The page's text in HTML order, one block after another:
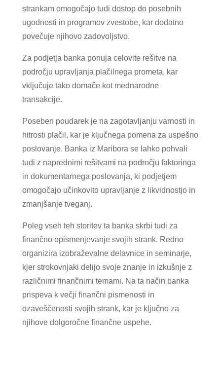
strankam omogočajo tudi dostop do posebnih
ugodnosti in programov zvestobe, kar dodatno
povečuje njihovo zadovoljstvo.
Za podjetja banka ponuja celovite rešitve na
področju upravljanja plačilnega prometa, kar
vključuje tako domače kot mednarodne
transakcije.
Poseben poudarek je na zagotavljanju varnosti in
hitrosti plačil, kar je ključnega pomena za uspešno
poslovanje. Banka iz Maribora se lahko pohvali
tudi z naprednimi rešitvami na področju faktoringa
in dokumentarnega poslovanja, ki podjetjem
omogočajo učinkovito upravljanje z likvidnostjo in
zmanjšanje tveganj.
Poleg vseh teh storitev ta banka skrbi tudi za
finančno opismenjevanje svojih strank. Redno
organizira izobraževalne delavnice in seminarje,
kjer strokovnjaki delijo svoje znanje in izkušnje z
različnimi finančnimi temami. Na ta način banka
prispeva k večji finančni pismenosti in
ozaveščenosti svojih strank, kar je ključno za
njihove dolgoročne finančne uspehe.